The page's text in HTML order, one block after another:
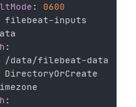
:
0600
filebeat-inputs
:
/data/filebeat-data
DirectoryOrCreate
: